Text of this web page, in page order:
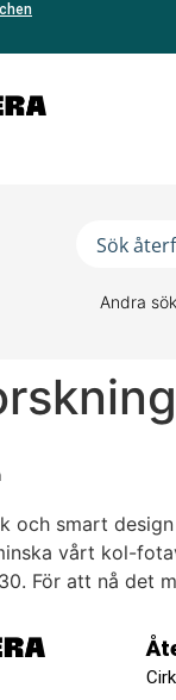
Andra
och smart
vårt kol-
För att nå det